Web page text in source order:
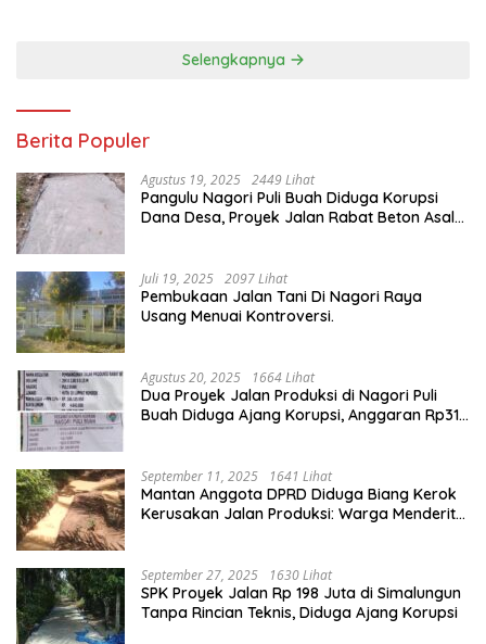
Selengkapnya
Berita Populer
Agustus 19, 2025 2449 Lihat
Pangulu Nagori Puli Buah Diduga Korupsi
Dana Desa, Proyek Jalan Rabat Beton Asal
Juli 19, 2025 2097 Lihat
Pembukaan Jalan Tani Di Nagori Raya
Usang Menuai Kontroversi.
Agustus 20, 2025 1664 Lihat
Dua Proyek Jalan Produksi di Nagori Puli
Buah Diduga Ajang Korupsi, Anggaran Rp314
September 11, 2025 1641 Lihat
Mantan Anggota DPRD Diduga Biang Kerok
Kerusakan Jalan Produksi: Warga Menderita,
September 27, 2025 1630 Lihat
SPK Proyek Jalan Rp 198 Juta di Simalungun
Tanpa Rincian Teknis, Diduga Ajang Korupsi